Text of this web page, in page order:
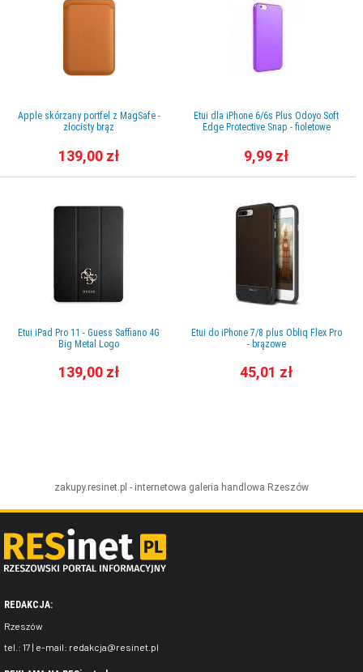
Apple skórzany portfel z MagSafe -
złocisty brąz
139,00 zł
Etui iPad Pro 11 - Guess Saffiano 4G
Big Metal Logo
139,00 zł
Etui dla iPhone 6/6s Plus Odoyo Soft
Edge Protective Snap - fioletowe
9,99 zł
Etui do iPhone 7/8 plus Obliq Flex Pro
- brązowe
45,01 zł
zakupy.resinet.pl - internetowa galeria handlowa Rzeszów
REDAKCJA:
Rzeszów
tel.: 17 | e-mail: redakcja@resinet.pl